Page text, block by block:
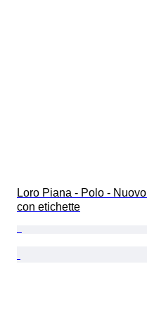
Loro Piana - Polo - Nuovo
con etichette